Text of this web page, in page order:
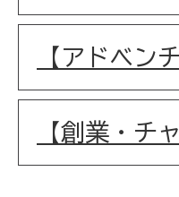
【アドベン
【創業・チ